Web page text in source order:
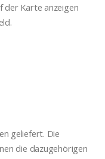
der Karte anzeigen
geliefert. Die
die dazugehörigen